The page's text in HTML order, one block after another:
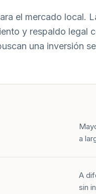
el mercado local.
y respaldo legal
una inversión
a
A
sin